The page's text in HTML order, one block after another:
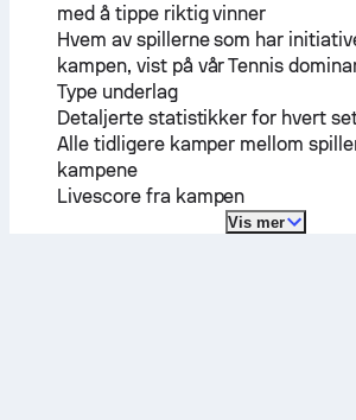
med å tippe riktig vinner
Hvem av spillerne som har
kampen, vist på vår Tennis
Type underlag
Detaljerte statistikker for hvert
Alle tidligere kamper mellom
kampene
Livescore fra kampen
Vis mer